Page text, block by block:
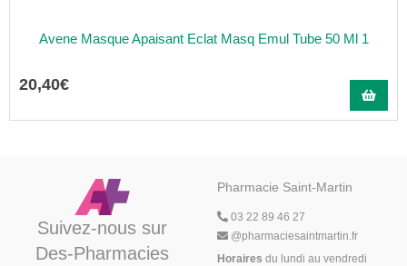
Avene Masque Apaisant Eclat Masq Emul Tube 50 Ml 1
20,40€
Suivez-nous sur
Des-Pharmacies
Pharmacie Saint-Martin
03 22 89 46 27
@pharmaciesaintmartin.fr
Horaires du lundi au vendredi